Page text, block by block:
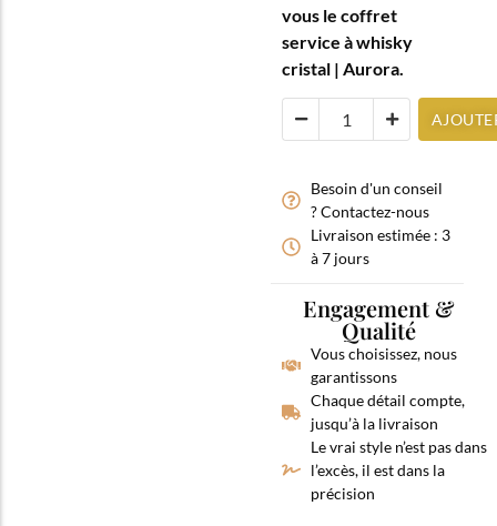
vous le coffret
service à whisky
cristal | Aurora.
Besoin d'un conseil
? Contactez-nous
Livraison estimée : 3
à 7 jours
Engagement &
Qualité
Vous choisissez, nous
garantissons
Chaque détail compte,
jusqu’à la livraison
Le vrai style n’est pas dans
l’excès, il est dans la
précision